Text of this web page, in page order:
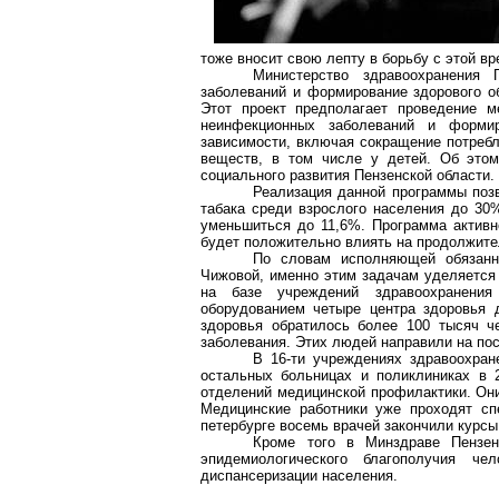
тоже вносит свою лепту в борьбу с этой
Министерство
заболеваний и формирование здорового
Этот проект предполагает проведение
неинфекционных заболеваний и
зависимости, включая сокращение
веществ, в том числе у детей. Об этом
социального развития Пензенской области.
Реализация данной программы
табака среди взрослого населения до
уменьшиться до 11,6%. Программа
будет положительно влиять на
По словам исполняющей
Чижовой, именно этим задачам
на базе учреждений
оборудованием четыре центра
здоровья обратилось более 100 тысяч
заболевания. Этих людей направили на
В 16-ти учреждениях
остальных больницах и поликлиниках в
отделений медицинской профилактики.
Медицинские работники уже проходят
петербурге восемь врачей закончили
Кроме того в Минздраве
эпидемиологического благополучия
диспансеризации населения.